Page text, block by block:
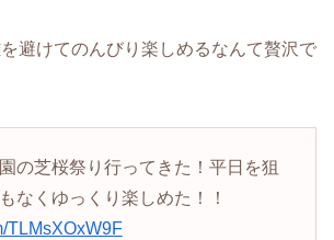
避けてのんびり楽しめるなんて贅沢で
の芝桜祭り行ってきた！平日を狙
なくゆっくり楽しめた！！
TLMsXOxW9F